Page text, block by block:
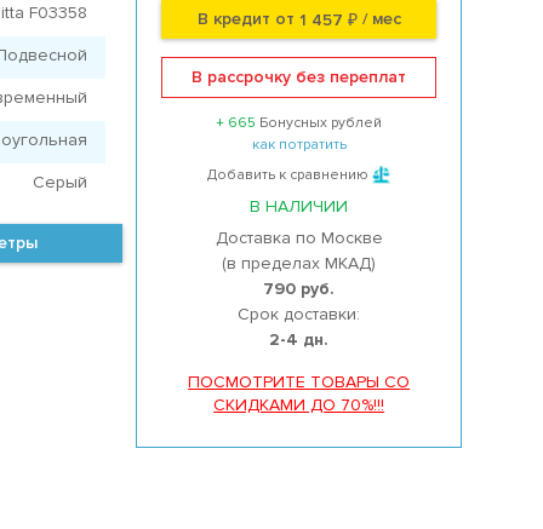
В кредит от 1 457 ₽/ мес
В рассрочку без переплат
+ 665 Бонусных рублей
как потратить
Добавить к сравнению
В НАЛИЧИИ
Доставка по Москве
(в пределах МКАД)
790 руб.
Срок доставки:
2-4 дн.
ПОСМОТРИТЕ ТОВАРЫ СО
СКИДКАМИ ДО 70%!!!
F03358
Серый